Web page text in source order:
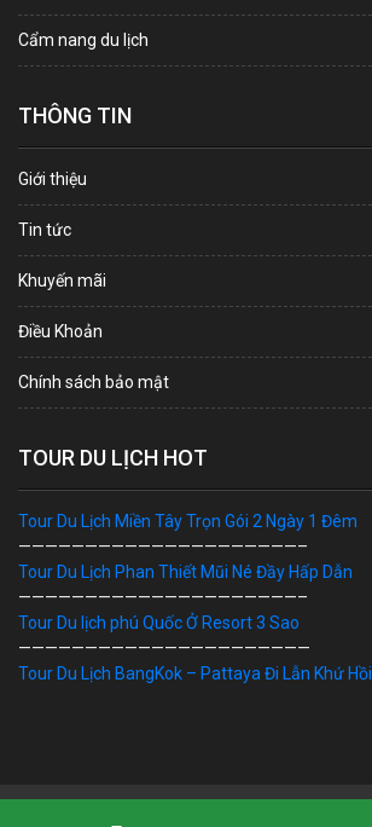
Cẩm nang du lịch
THÔNG TIN
Giới thiệu
Tin tức
Khuyến mãi
Điều Khoản
Chính sách bảo mật
TOUR DU LỊCH HOT
Tour Du Lịch Miền Tây Trọn Gói 2 Ngày 1 Đêm
—————————————————————–
Tour Du Lịch Phan Thiết Mũi Né Đầy Hấp Dẫn
—————————————————————–
Tour Du lịch phú Quốc Ở Resort 3 Sao
——————————————————————
Tour Du Lịch BangKok – Pattaya Đi Lẫn Khứ Hồi